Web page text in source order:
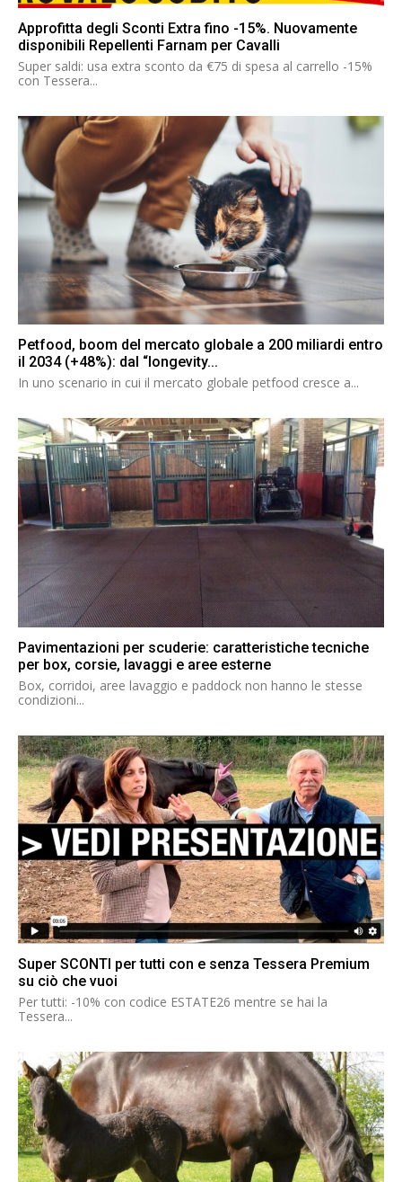
Approfitta degli Sconti Extra fino -15%. Nuovamente
disponibili Repellenti Farnam per Cavalli
Super saldi: usa extra sconto da €75 di spesa al carrello -15%
con Tessera...
Petfood, boom del mercato globale a 200 miliardi entro
il 2034 (+48%): dal “longevity...
In uno scenario in cui il mercato globale petfood cresce a...
Pavimentazioni per scuderie: caratteristiche tecniche
per box, corsie, lavaggi e aree esterne
Box, corridoi, aree lavaggio e paddock non hanno le stesse
condizioni...
Super SCONTI per tutti con e senza Tessera Premium
su ciò che vuoi
Per tutti: -10% con codice ESTATE26 mentre se hai la
Tessera...